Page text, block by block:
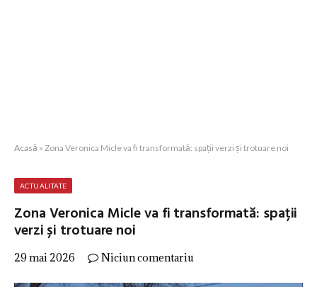
Acasă » Zona Veronica Micle va fi transformată: spații verzi și trotuare noi
ACTUALITATE
Zona Veronica Micle va fi transformată: spații
verzi și trotuare noi
29 mai 2026 Niciun comentariu